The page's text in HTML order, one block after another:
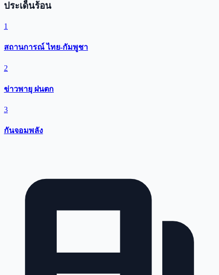
ประเด็นร้อน
1
สถานการณ์ ไทย-กัมพูชา
2
ข่าวพายุ ฝนตก
3
กันจอมพลัง